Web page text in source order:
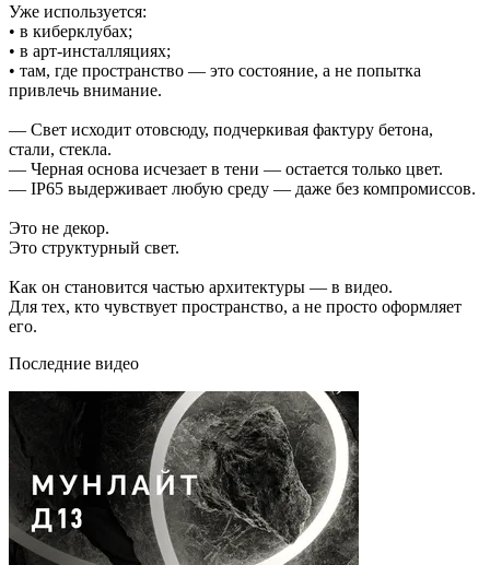
Уже используется:
• в киберклубах;
• в арт-инсталляциях;
• там, где пространство — это состояние, а не попытка
привлечь внимание.
— Свет исходит отовсюду, подчеркивая фактуру бетона,
стали, стекла.
— Черная основа исчезает в тени — остается только цвет.
— IP65 выдерживает любую среду — даже без компромиссов.
Это не декор.
Это структурный свет.
Как он становится частью архитектуры — в видео.
Для тех, кто чувствует пространство, а не просто оформляет
его.
Последние видео